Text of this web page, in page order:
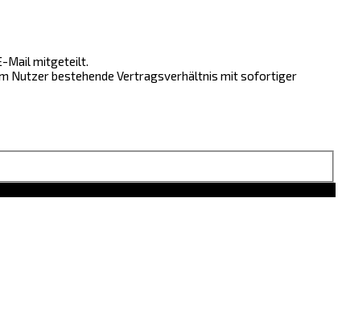
Mail mitgeteilt.
Nutzer bestehende Vertragsverhältnis mit sofortiger